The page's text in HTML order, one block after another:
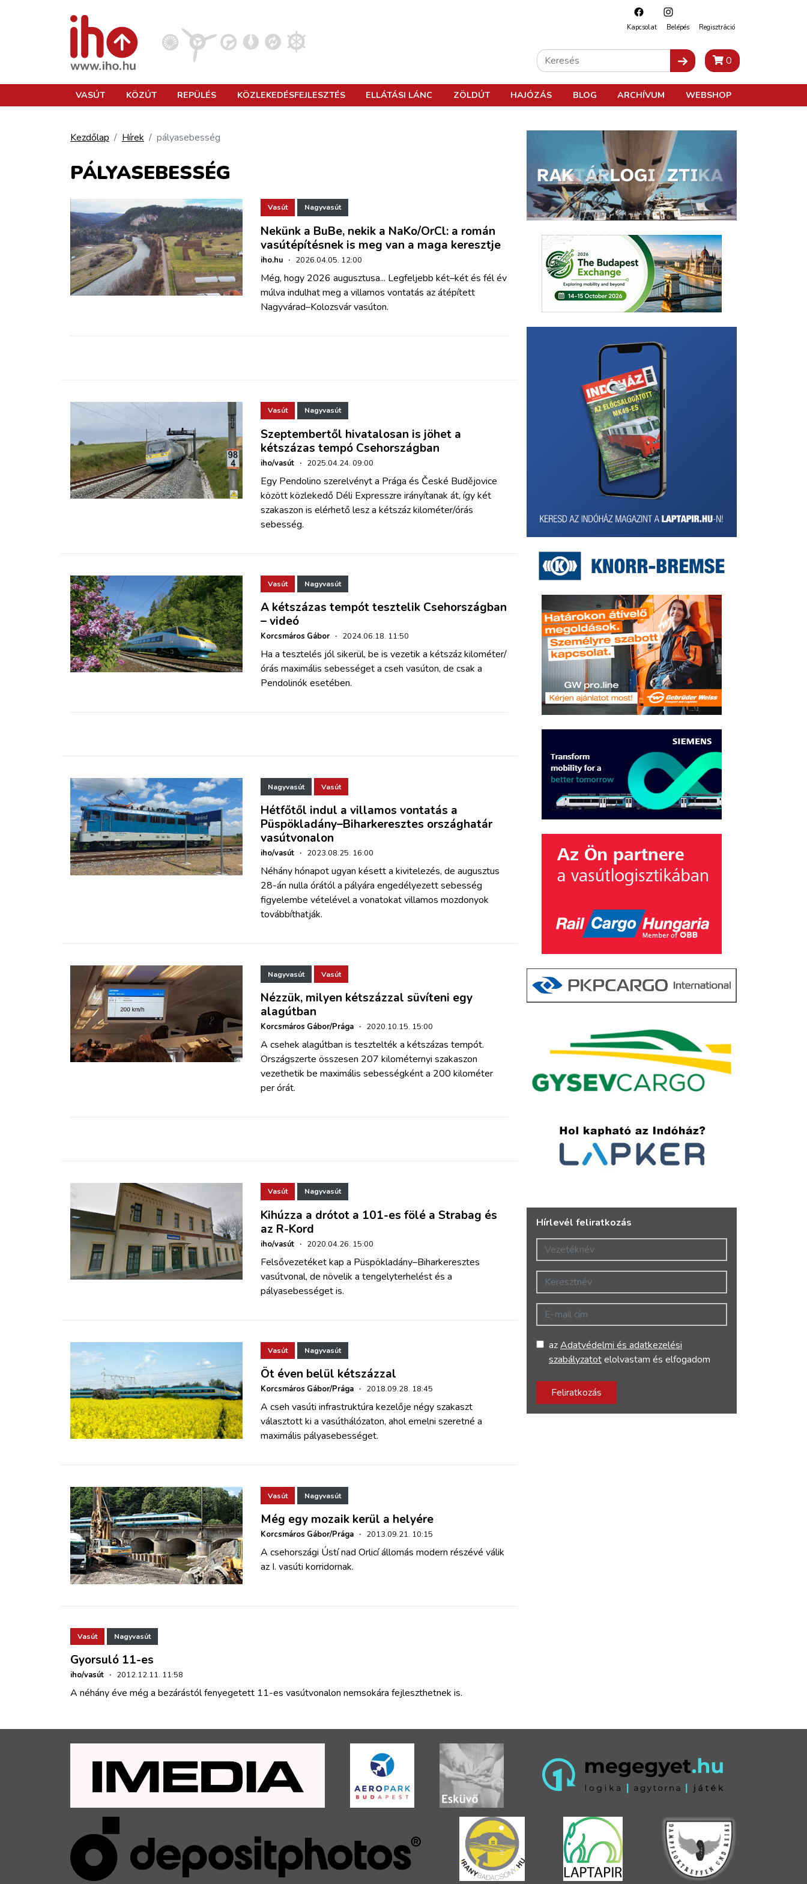
Kapcsolat Belépés Regisztráció
0
REPÜLÉS
KÖZLEKEDÉSFEJLESZTÉS
ELLÁTÁSI LÁNC
ZÖLDÚT
BELÉPÉS
REGISZTRÁCIÓ
VASÚT
KISVASÚT
KÖZÚT
INFRASTRUKTÚRA
AUTOMOBIL
REPÜLÉS
REPÜLŐGÉPGYÁRTÁS
SPORTREPÜLÉS
REPÜLÉSBIZTONSÁG
KÖZLEKEDÉSFEJLESZTÉS ELLÁTÁSI LÁNC
JOGI OSZTÁLY
FENNTARTHATÓSÁG
ZÖLDÚT
ALTERNATÍV HAJTÁS
HAJÓZÁS
SPORTHAJÓZÁS
HADITENGERÉSZET
BLOG
KOCSIÁLLÁS
UTASELLÁTÓ
ARCHÍVUM WEBSHOP
Kezdőlap Hírek pályasebesség
PÁLYASEBESSÉG
Vasút Nagyvasút
Nekünk a BuBe, nekik a NaKo/OrCl: a román
vasútépítésnek is meg van a maga keresztje
iho.hu · 2026.04.05. 12:00
Még, hogy 2026 augusztusa... Legfeljebb két–két és fél év
múlva indulhat meg a villamos vontatás az átépített
Nagyvárad–Kolozsvár vasúton.
Vasút Nagyvasút
Szeptembertől hivatalosan is jöhet a
kétszázas tempó Csehországban
iho/vasút · 2025.04.24. 09:00
Egy Pendolino szerelvényt a Prága és České Budějovice
között közlekedő Déli Expresszre irányítanak át, így két
szakaszon is elérhető lesz a kétszáz kilométer/órás
sebesség.
Vasút Nagyvasút
A kétszázas tempót tesztelik Csehországban
– videó
Korcsmáros Gábor · 2024.06.18. 11:50
Ha a tesztelés jól sikerül, be is vezetik a kétszáz kilométer/
órás maximális sebességet a cseh vasúton, de csak a
Pendolinók esetében.
Nagyvasút Vasút
Hétfőtől indul a villamos vontatás a
Püspökladány–Biharkeresztes országhatár
vasútvonalon
iho/vasút · 2023.08.25. 16:00
Néhány hónapot ugyan késett a kivitelezés, de augusztus
28-án nulla órától a pályára engedélyezett sebesség
figyelembe vételével a vonatokat villamos mozdonyok
továbbíthatják.
Nagyvasút Vasút
Nézzük, milyen kétszázzal süvíteni egy
alagútban
Korcsmáros Gábor/Prága · 2020.10.15. 15:00
A csehek alagútban is tesztelték a kétszázas tempót.
Országszerte összesen 207 kilométernyi szakaszon
vezethetik be maximális sebességként a 200 kilométer
per órát.
Vasút Nagyvasút
Kihúzza a drótot a 101-es fölé a Strabag és
az R-Kord
iho/vasút · 2020.04.26. 15:00
Felsővezetéket kap a Püspökladány–Biharkeresztes
vasútvonal, de növelik a tengelyterhelést és a
pályasebességet is.
Vasút Nagyvasút
Öt éven belül kétszázzal
Korcsmáros Gábor/Prága · 2018.09.28. 18:45
A cseh vasúti infrastruktúra kezelője négy szakaszt
választott ki a vasúthálózaton, ahol emelni szeretné a
maximális pályasebességet.
Vasút Nagyvasút
Még egy mozaik kerül a helyére
Korcsmáros Gábor/Prága · 2013.09.21. 10:15
A csehországi Ústí nad Orlicí állomás modern részévé válik
az I. vasúti korridornak.
Vasút Nagyvasút
Gyorsuló 11-es
iho/vasút · 2012.12.11. 11:58
A néhány éve még a bezárástól fenyegetett 11-es vasútvonalon nemsokára fejleszthetnek is.
Hírlevél feliratkozás
Vezetéknév
Keresztnév
E-mail cím
azAdatvédelmi és adatkezelési
szabályzatotelolvastam és elfogadom
Feliratkozás